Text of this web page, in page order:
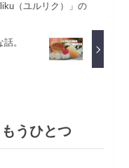
（ユルリク）」の
。
うひとつ